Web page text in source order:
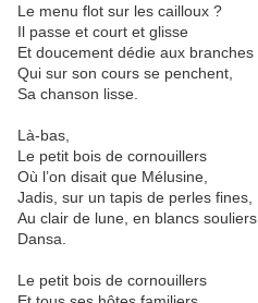
Le menu flot sur les cailloux ?
Il passe et court et glisse
Et doucement dédie aux branches
Qui sur son cours se penchent,
Sa chanson lisse.
Là-bas,
Le petit bois de cornouillers
Où l’on disait que Mélusine,
Jadis, sur un tapis de perles fines,
Au clair de lune, en blancs souliers,
Dansa.
Le petit bois de cornouillers